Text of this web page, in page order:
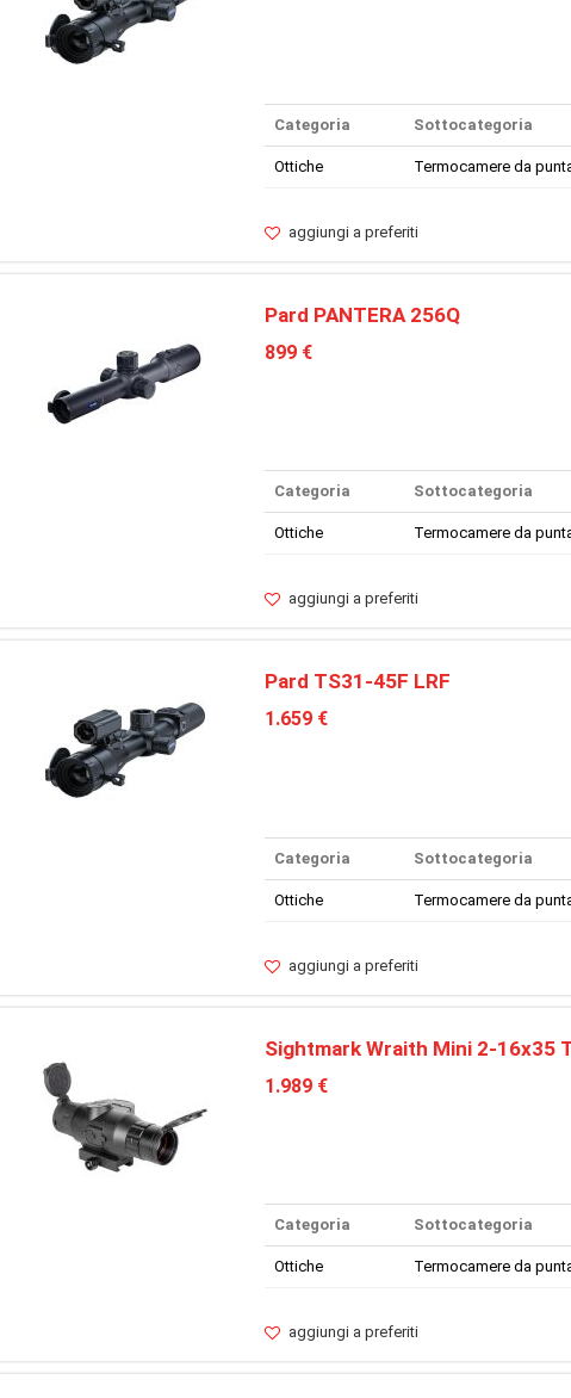
Categoria Sottocategoria
Ottiche Termocamere da
aggiungi a preferiti
Pard PANTERA 256Q
899 €
Categoria Sottocategoria
Ottiche Termocamere da
aggiungi a preferiti
Pard TS31-45F LRF
1.659 €
Categoria Sottocategoria
Ottiche Termocamere da
aggiungi a preferiti
Sightmark Wraith Mini 2-16x35
1.989 €
Categoria Sottocategoria
Ottiche Termocamere da
aggiungi a preferiti